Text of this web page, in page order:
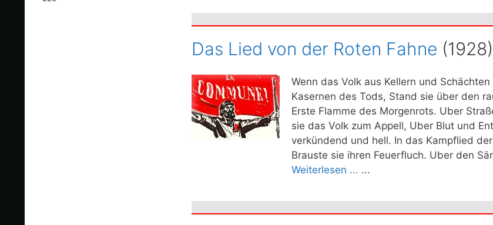
Das Lied von der Roten Fahne (1928)
Wenn das Volk aus Kellern und
Kasernen des Tods, Stand sie über den
Erste Flamme des Morgenrots. Uber
sie das Volk zum Appell, Uber Blut und
verkündend und hell. In das Kampflied
Brauste sie ihren Feuerfluch. Uber den
Weiterlesen ... ...